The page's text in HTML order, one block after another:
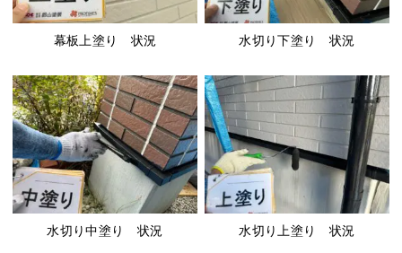
幕板上塗り 状況 水切り下塗り 状況
水切り中塗り 状況 水切り上塗り 状況